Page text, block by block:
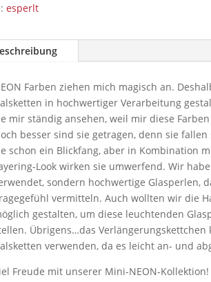
esperlt
Farben ziehen mich magisch an.
in hochwertiger Verarbeitung
mir ständig ansehen, weil mir diese Farben
besser sind sie getragen, denn sie
schon ein Blickfang, aber in Kombination
Look wirken sie umwerfend. Wir
sondern hochwertige Glasperlen,
vermitteln. Auch wollten wir die
gestalten, um diese leuchtenden
Übrigens…das Verlängerungskettchen
verwenden, da es leicht an- und
Freude mit unserer Mini-NEON-Kollektion!